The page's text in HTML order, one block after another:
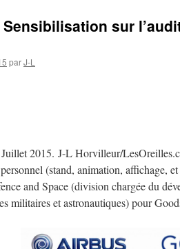
sur
parJ-L
2015. J-L Horvilleur/
(stand, animation, affichage,
and Space (division chargée du
militaires et astronautiques) pour